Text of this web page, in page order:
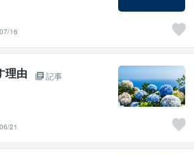
16
理由
記事
21